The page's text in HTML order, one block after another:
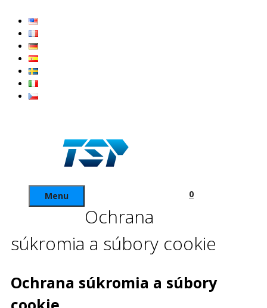
obsah
0
Menu
Ochrana
súkromia a súbory cookie
Ochrana súkromia a súbory